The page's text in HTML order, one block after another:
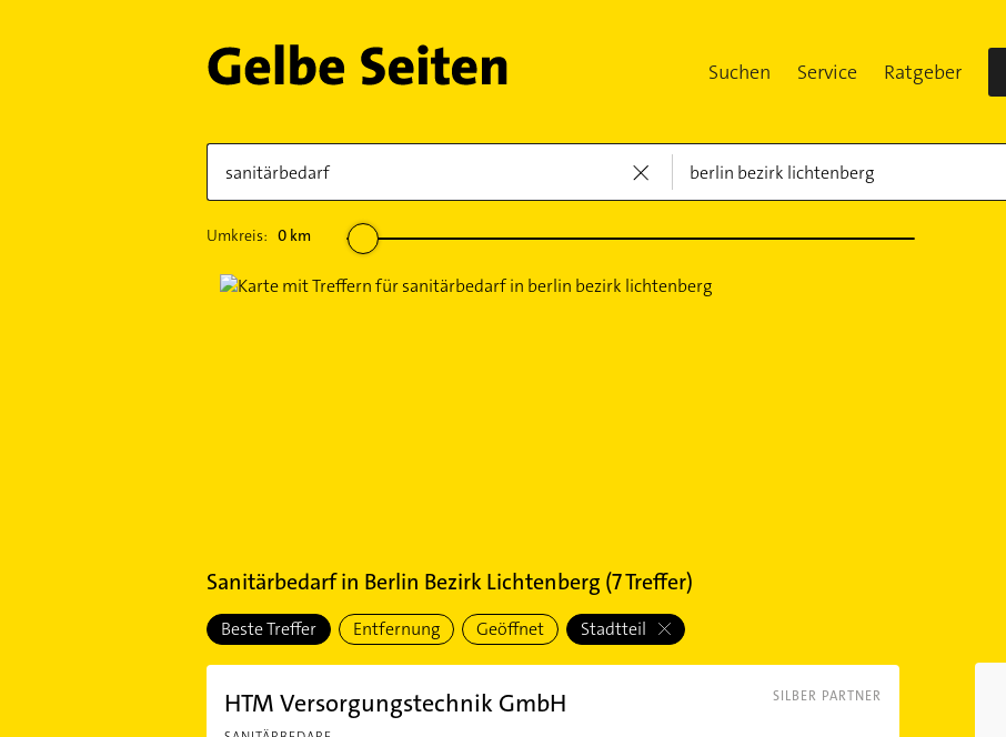
Suchen Service Ratgeber
Umkreis: 0km
Sanitärbedarfin Berlin Bezirk Lichtenberg (7Treffer)
Beste Treffer Entfernung Geöffnet Stadtteil
SILBER PARTNER
HTM Versorgungstechnik GmbH